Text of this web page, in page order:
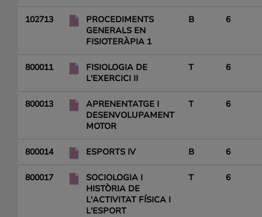
102713
PROCEDIMENTS
GENERALS EN
FISIOTERÀPIA 1
B 6
800011
FISIOLOGIA DE
L'EXERCICI II
T 6
800013
APRENENTATGE I
DESENVOLUPAMENT
MOTOR
T 6
800014 ESPORTS IV B 6
800017
SOCIOLOGIA I
HISTÒRIA DE
L'ACTIVITAT FÍSICA I
L'ESPORT
T 6